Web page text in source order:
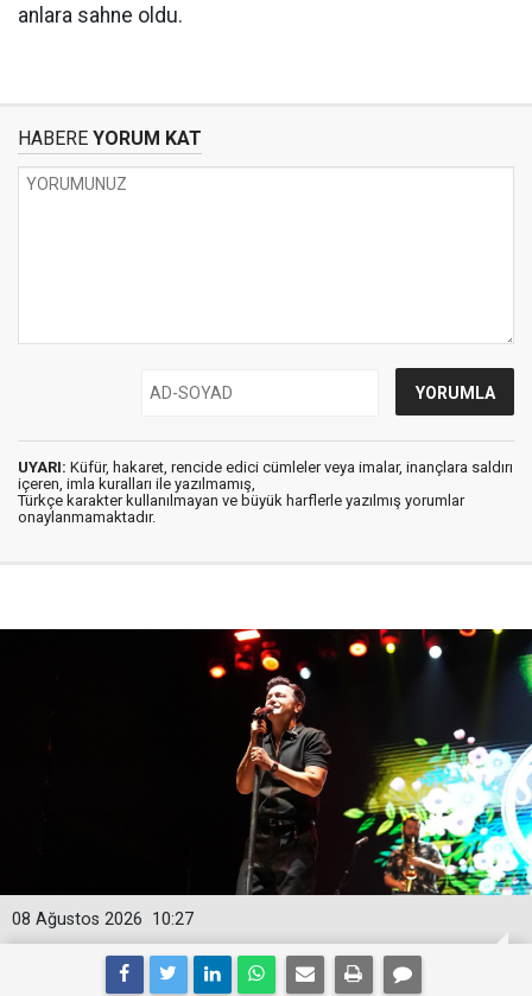
anlara sahne oldu.
HABERE YORUM KAT
UYARI: Küfür, hakaret, rencide edici cümleler veya imalar, inançlara saldırı
içeren, imla kuralları ile yazılmamış,
Türkçe karakter kullanılmayan ve büyük harflerle yazılmış yorumlar
onaylanmamaktadır.
10:27
08 Ağustos 2026